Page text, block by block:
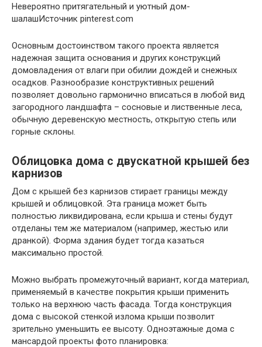
Невероятно притягательный и уютный дом-
шалашИсточник pinterest.com
Основным достоинством такого проекта является
надежная защита основания и других конструкций
домовладения от влаги при обилии дождей и снежных
осадков. Разнообразие конструктивных решений
позволяет довольно гармонично вписаться в любой вид
загородного ландшафта – сосновые и лиственные леса,
обычную деревенскую местность, открытую степь или
горные склоны.
Облицовка дома с двускатной крышей без
карнизов
Дом с крышей без карнизов стирает границы между
крышей и облицовкой. Эта граница может быть
полностью ликвидирована, если крыша и стены будут
отделаны тем же материалом (например, жестью или
дранкой). Форма здания будет тогда казаться
максимально простой.
Можно выбрать промежуточный вариант, когда материал,
применяемый в качестве покрытия крыши применить
только на верхнюю часть фасада. Тогда конструкция
дома с высокой стенкой излома крыши позволит
зрительно уменьшить ее высоту. Одноэтажные дома с
мансардой проекты фото планировка: